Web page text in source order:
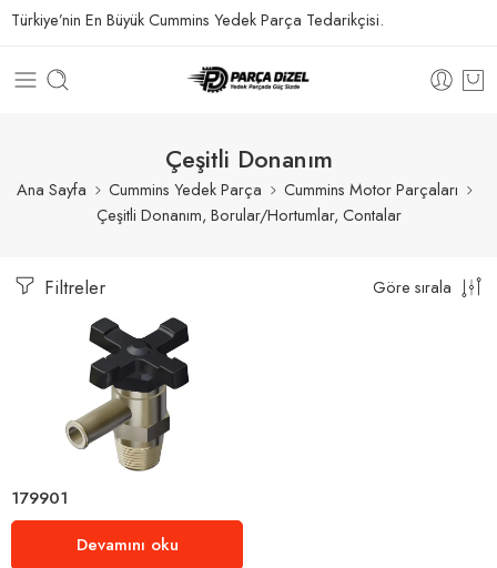
Türkiye’nin En Büyük Cummins Yedek Parça Tedarikçisi.
Çeşitli Donanım
Ana Sayfa Cummins Yedek Parça
Cummins Motor Parçaları
Çeşitli Donanım, Borular/Hortumlar, Contalar
Filtreler Göre sırala
179901
Devamını oku